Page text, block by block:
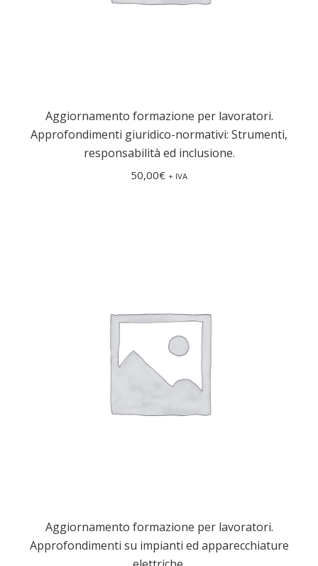
Aggiornamento formazione per lavoratori.
Approfondimenti giuridico-normativi: Strumenti,
responsabilità ed inclusione.
50,00€ + IVA
Aggiornamento formazione per lavoratori.
Approfondimenti su impianti ed apparecchiature